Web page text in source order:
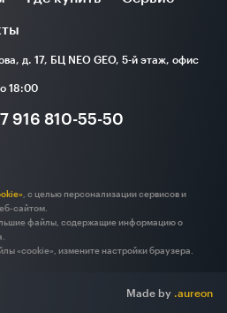
д. 17, БЦ NEO GEO, 5-й этаж, офис
18:00
916 810-55-50
, с целью персонализации сервисов и
сайтом.
файлы, содержащие информацию о
«cookie», измените настройки браузера.
Made by .aureon